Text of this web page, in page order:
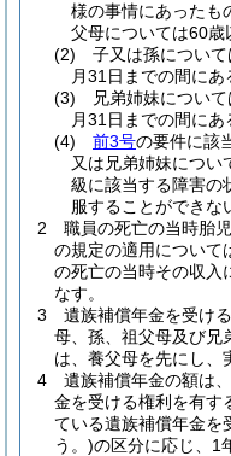
様の事情にあったも
父母については60歳
(2)
子又は孫につい
月31日までの間にあ
(3)
兄弟姉妹につい
月31日までの間にあ
(4)
前3号の要件に該
又は兄弟姉妹につい
級に該当する障害の
服することができな
2
職員の死亡の当時胎
の規定の適用について
の死亡の当時その収入
なす。
3
遺族補償年金を受け
母、孫、祖父母及び兄
は、養父母を先にし、
4
遺族補償年金の額は、
金を受ける権利を有す
ている遺族補償年金を
う。)の区分に応じ、1